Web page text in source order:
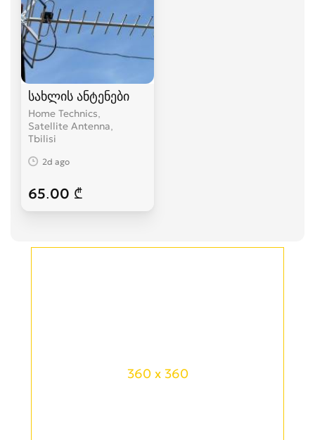
სახლის ანტენები
Home Technics,
Satellite Antenna
Tbilisi
2d ago
65.00 ₾
360 x 360